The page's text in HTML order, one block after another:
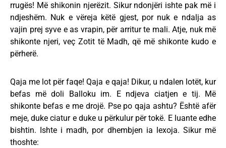
rrugës! Më shikonin njerëzit. Sikur ndonjëri ishte pak më i
ndjeshëm. Nuk e vëreja këtë gjest, por nuk e ndalja as
vajin prej syve e as vrapin, për arritur te mali. Atje, nuk më
shikonte njeri, veç Zotit të Madh, që më shikonte kudo e
përherë.
Qaja me lot për faqe! Qaja e qaja! Dikur, u ndalen lotët, kur
befas më doli Balloku im. E ndjeva ciatjen e tij. Më
shikonte befas e me drojë. Pse po qaja ashtu? Është afër
meje, duke ciatur e duke u përkulur për tokë. E luante edhe
bishtin. Ishte i madh, por dhembjen ia lexoja. Sikur më
thoshte: